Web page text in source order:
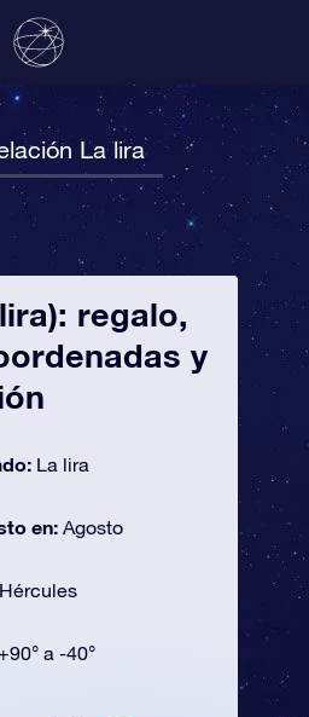
La lira
regalo,
y
La lira
en: Agosto
Hércules
a -40°